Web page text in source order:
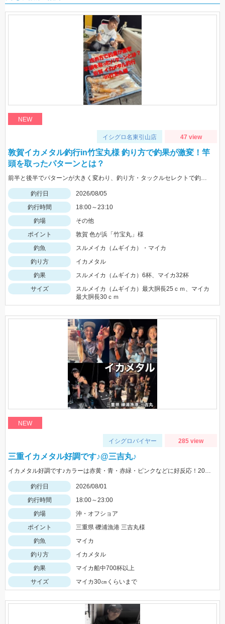
NEW
イシグロ名東引山店 47 view
敦賀イカメタル釣行in竹宝丸様 釣り方で釣果が激変！竿
頭を取ったパターンとは？
前半と後半でパターンが大きく変わり、釣り方・タックルセレクトで釣果に差が出た日でした。最近の傾向としてケイムラ系カラーは必須ですので必ず持って行ってください。
釣行日
2026/08/05
釣行時間
18:00～23:10
釣場
その他
ポイント
敦賀 色が浜「竹宝丸」様
釣魚
スルメイカ（ムギイカ）・マイカ
釣り方
イカメタル
釣果
スルメイカ（ムギイカ）6杯、マイカ32杯
サイズ
スルメイカ（ムギイカ）最大胴長25ｃｍ、マイカ
最大胴長30ｃｍ
NEW
イシグロバイヤー 285 view
三重イカメタル好調です♪@三吉丸♪
イカメタル好調です♪カラーは赤黄・青・赤緑・ピンクなどに好反応！20～10ｍでもよく釣れるので、15号以下の軽いメタルもあるといいです‼
釣行日
2026/08/01
釣行時間
18:00～23:00
釣場
沖・オフショア
ポイント
三重県 礫浦漁港 三吉丸様
釣魚
マイカ
釣り方
イカメタル
釣果
マイカ船中700杯以上
サイズ
マイカ30㎝くらいまで